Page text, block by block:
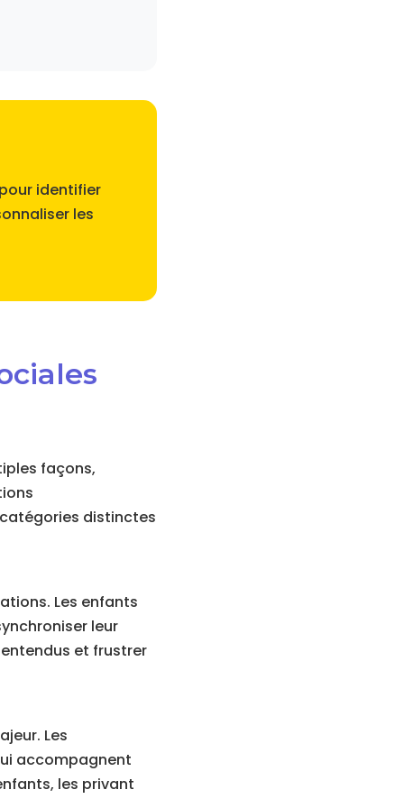
identifier
les
façons,
distinctes
Les enfants
leur
et frustrer
Les
accompagnent
les privant